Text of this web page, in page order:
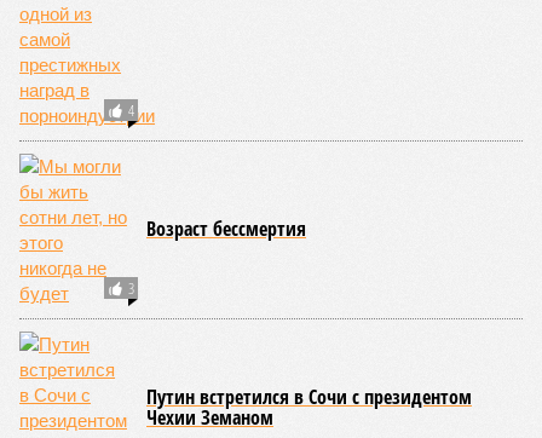
что, разумеется, приводит к смерти. Авторы исследования
называют эти типы клеток «критическими точками
ограничения продолжительности жизни».
Причина ясна, но будущее в тумане
Получается, что бедная несчастная печень, вынужденная
переваривать вредную пищу и прочий алкоголь на
ежедневной основе, могла бы прожить десятки тысяч лет!
А вот мозг, от которого эта печень полностью зависит, – нет.
Согласно сколковской модели повреждение одних только
нейронов сокращает среднюю продолжительность жизни
до 194 лет, а повреждение клеток сердечной мышцы – до
208 лет. Эти результаты заставляют усомниться в мечтах
энтузиастов долголетия, таких как биохакер Брайан
Джонсон, который ежегодно тратит миллионы долларов на
попытки замедлить процесс старения и в конечном счёте
опередить саму смерть, иронизируют в New York Post.